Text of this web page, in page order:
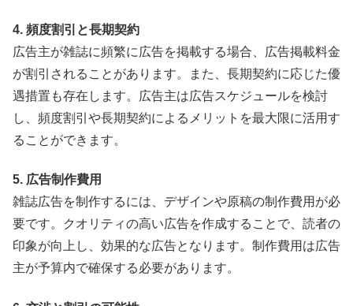
4. 頻度割引と長期契約
広告主が雑誌に頻繁に広告を掲載する場合、広告掲載料金
が割引されることがあります。また、長期契約に応じた優
遇措置も存在します。広告主は広告スケジュールを検討
し、頻度割引や長期契約によるメリットを最大限に活用す
ることができます。
5. 広告制作費用
雑誌広告を制作するには、デザインや原稿の制作費用が必
要です。クオリティの高い広告を作成することで、読者の
印象が向上し、効果的な広告となります。制作費用は広告
主が予算内で確保する必要があります。